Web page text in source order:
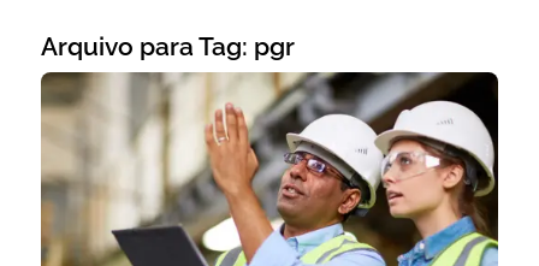
Arquivo para Tag: pgr